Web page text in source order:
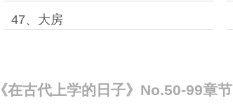
47、大房
《在古代上学的日子》No.50-99章节